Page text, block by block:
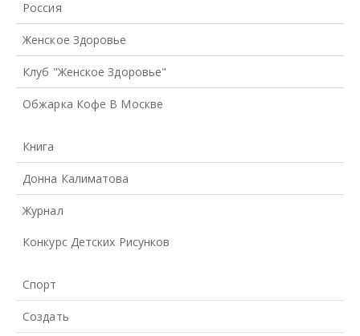
Россия
Женское Здоровье
Клуб "Женское Здоровье"
Обжарка Кофе В Москве
Книга
Донна Калиматова
Журнал
Конкурс Детских Рисунков
Спорт
Создать